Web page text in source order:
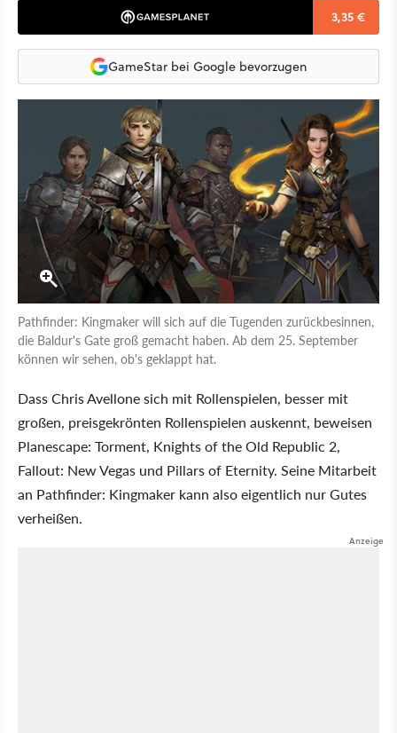
3,35 €
GameStar bei Google bevorzugen
Pathfinder: Kingmaker will sich auf die Tugenden zurückbesinnen,
die Baldur's Gate groß gemacht haben. Ab dem 25. September
können wir sehen, ob's geklappt hat.
Dass Chris Avellone sich mit Rollenspielen, besser mit
großen, preisgekrönten Rollenspielen auskennt, beweisen
Planescape: Torment, Knights of the Old Republic 2,
Fallout: New Vegas und Pillars of Eternity. Seine Mitarbeit
an Pathfinder: Kingmaker kann also eigentlich nur Gutes
verheißen.